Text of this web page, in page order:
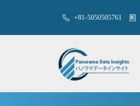
+81-5050505761